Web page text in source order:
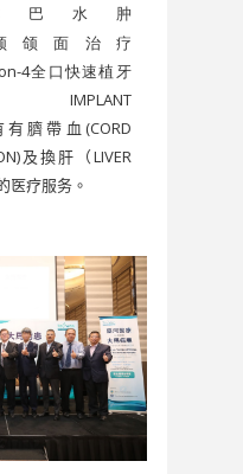
巴水肿
颌面治疗
on-4全口快速植牙
IMPLANT
有臍帶血(CORD
及換肝（LIVER
医疗服务。